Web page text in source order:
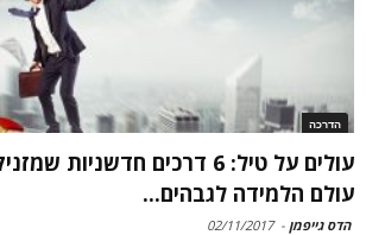
הדרכה
עולים על טיל: 6 דרכים חדשניות
עולם הלמידה לגבהים...
הדס גייפמן -
02/11/2017